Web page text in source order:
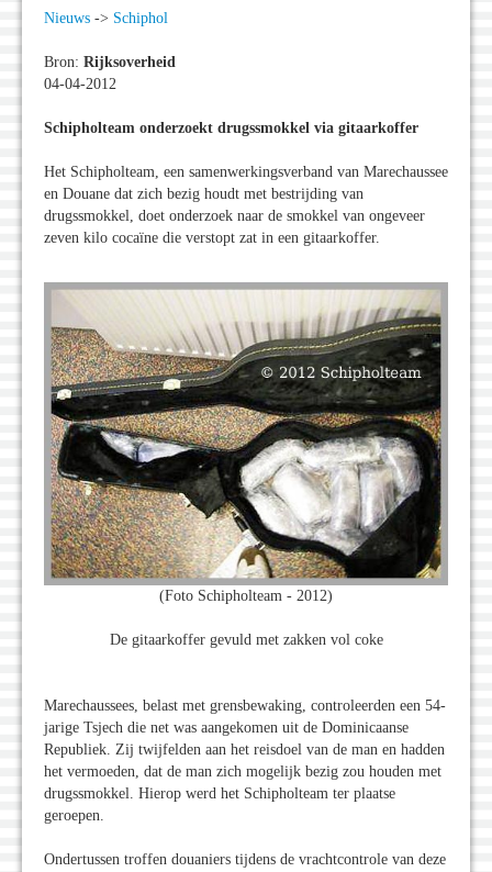
Nieuws -> Schiphol
Bron: Rijksoverheid
04-04-2012
Schipholteam onderzoekt drugssmokkel via gitaarkoffer
Het Schipholteam, een samenwerkingsverband van Marechaussee
en Douane dat zich bezig houdt met bestrijding van
drugssmokkel, doet onderzoek naar de smokkel van ongeveer
zeven kilo cocaïne die verstopt zat in een gitaarkoffer.
(Foto Schipholteam - 2012)
De gitaarkoffer gevuld met zakken vol coke
Marechaussees, belast met grensbewaking, controleerden een 54-
jarige Tsjech die net was aangekomen uit de Dominicaanse
Republiek. Zij twijfelden aan het reisdoel van de man en hadden
het vermoeden, dat de man zich mogelijk bezig zou houden met
drugssmokkel. Hierop werd het Schipholteam ter plaatse
geroepen.
Ondertussen troffen douaniers tijdens de vrachtcontrole van deze